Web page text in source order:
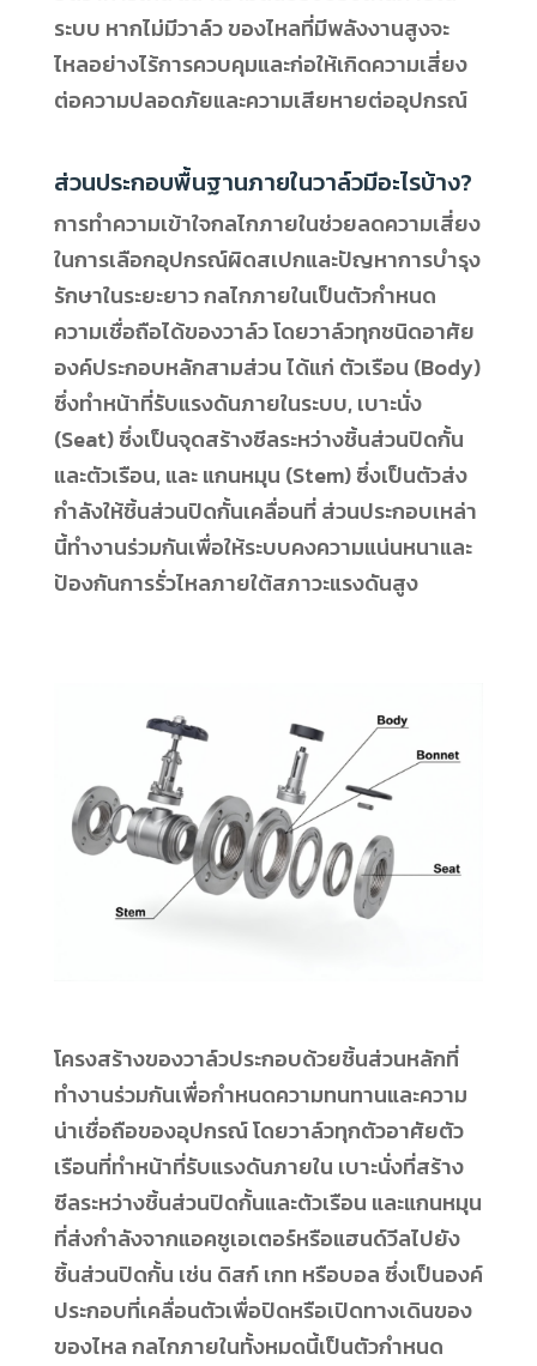
ระบบ หากไม่มีวาล์ว ของไหลที่มีพลังงานสูงจะ
ไหลอย่างไร้การควบคุมและก่อให้เกิดความเสี่ยง
ต่อความปลอดภัยและความเสียหายต่ออุปกรณ์
ส่วนประกอบพื้นฐานภายในวาล์วมีอะไรบ้าง?
การทำความเข้าใจกลไกภายในช่วยลดความเสี่ยง
ในการเลือกอุปกรณ์ผิดสเปกและปัญหาการบำรุง
รักษาในระยะยาว กลไกภายในเป็นตัวกำหนด
ความเชื่อถือได้ของวาล์ว โดยวาล์วทุกชนิดอาศัย
องค์ประกอบหลักสามส่วน ได้แก่ ตัวเรือน (Body)
ซึ่งทำหน้าที่รับแรงดันภายในระบบ, เบาะนั่ง
(Seat) ซึ่งเป็นจุดสร้างซีลระหว่างชิ้นส่วนปิดกั้น
และตัวเรือน, และ แกนหมุน (Stem) ซึ่งเป็นตัวส่ง
กำลังให้ชิ้นส่วนปิดกั้นเคลื่อนที่ ส่วนประกอบเหล่า
นี้ทำงานร่วมกันเพื่อให้ระบบคงความแน่นหนาและ
ป้องกันการรั่วไหลภายใต้สภาวะแรงดันสูง
โครงสร้างของวาล์วประกอบด้วยชิ้นส่วนหลักที่
ทำงานร่วมกันเพื่อกำหนดความทนทานและความ
น่าเชื่อถือของอุปกรณ์ โดยวาล์วทุกตัวอาศัยตัว
เรือนที่ทำหน้าที่รับแรงดันภายใน เบาะนั่งที่สร้าง
ซีลระหว่างชิ้นส่วนปิดกั้นและตัวเรือน และแกนหมุน
ที่ส่งกำลังจากแอคชูเอเตอร์หรือแฮนด์วีลไปยัง
ชิ้นส่วนปิดกั้น เช่น ดิสก์ เกท หรือบอล ซึ่งเป็นองค์
ประกอบที่เคลื่อนตัวเพื่อปิดหรือเปิดทางเดินของ
ของไหล กลไกภายในทั้งหมดนี้เป็นตัวกำหนด